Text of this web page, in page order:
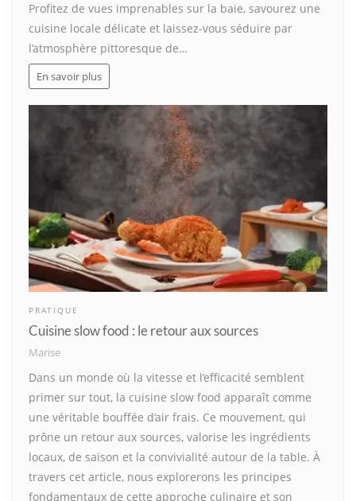
Profitez de vues imprenables sur la baie, savourez une
cuisine locale délicate et laissez-vous séduire par
l’atmosphère pittoresque de…
En savoir plus
PRATIQUE
Cuisine slow food : le retour aux sources
Marise
Dans un monde où la vitesse et l’efficacité semblent
primer sur tout, la cuisine slow food apparaît comme
une véritable bouffée d’air frais. Ce mouvement, qui
prône un retour aux sources, valorise les ingrédients
locaux, de saison et la convivialité autour de la table. À
travers cet article, nous explorerons les principes
fondamentaux de cette approche culinaire et son